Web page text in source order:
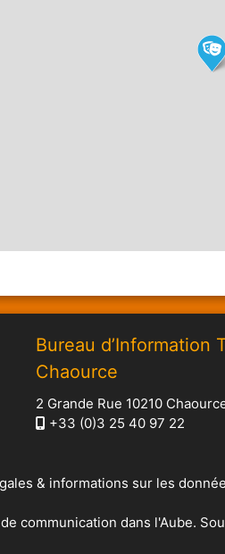
Bureau d’Information
Chaource
2 Grande Rue 10210
+33 (0)3 25 40 97 22
& informations sur les
communication dans l'Aube.